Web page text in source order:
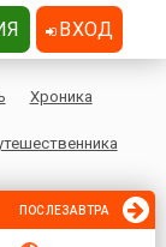
Хроника
ПОСЛЕЗАВТРА
ВХОД